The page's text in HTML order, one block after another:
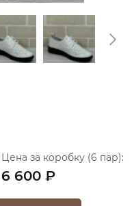
Цена за коробку (6 пар):
6 600 ₽